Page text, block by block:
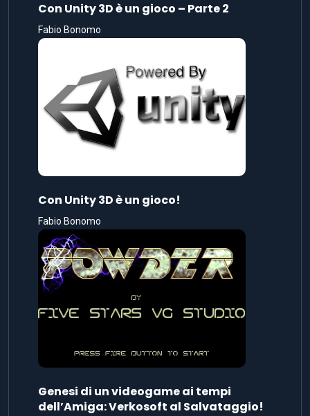
Con Unity 3D è un gioco – Parte 2
Fabio Bonomo
Con Unity 3D è un gioco!
Fabio Bonomo
Genesi di un videogame ai tempi
dell’Amiga: Verkosoft al Salvataggio!